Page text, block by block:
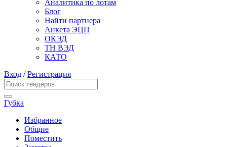
Аналитика по лотам
Блог
Найти партнера
Анкета ЭЦП
ОКЭД
ТН ВЭД
КАТО
Вход /Регистрация
Губка
Избранное
Общие
Поместить